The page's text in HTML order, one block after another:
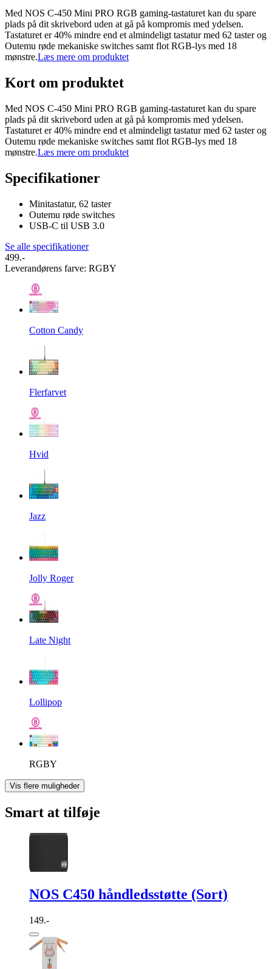
Med NOS C-450 Mini PRO RGB gaming-tastaturet kan du spare
plads på dit skrivebord uden at gå på kompromis med ydelsen.
Tastaturet er 40% mindre end et almindeligt tastatur med 62 taster og
Outemu røde mekaniske switches samt flot RGB-lys med 18
mønstre.Læs mere om produktet
Kort om produktet
Med NOS C-450 Mini PRO RGB gaming-tastaturet kan du spare
plads på dit skrivebord uden at gå på kompromis med ydelsen.
Tastaturet er 40% mindre end et almindeligt tastatur med 62 taster og
Outemu røde mekaniske switches samt flot RGB-lys med 18
mønstre.Læs mere om produktet
Specifikationer
Minitastatur, 62 taster
Outemu røde switches
USB-C til USB 3.0
Se alle specifikationer
499.-
Leverandørens farve: RGBY
Cotton Candy
Flerfarvet
Hvid
Jazz
Jolly Roger
Late Night
Lollipop
RGBY
Vis flere muligheder
Smart at tilføje
NOS C450 håndledsstøtte (Sort)
149.-